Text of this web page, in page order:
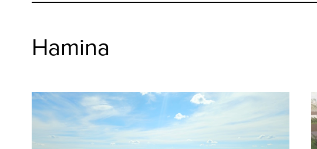
ARTIKKELIT
ARKISTO
TILAUSASIAT
Hamina